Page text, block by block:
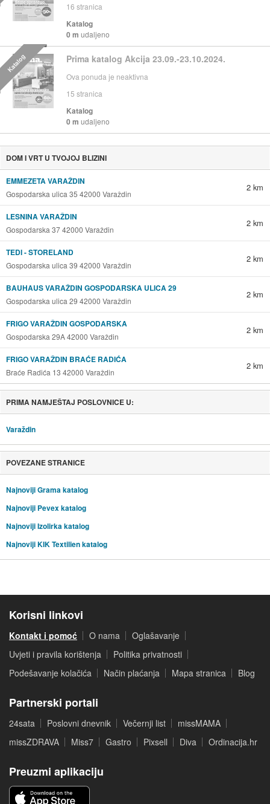
16 stranica
Katalog
0 m udaljeno
Prima katalog Akcija 23.09.-23.10.2024.
Ova ponuda je neaktivna
15 stranica
Katalog
0 m udaljeno
Katalog
DOM I VRT U TVOJOJ BLIZINI
EMMEZETA VARAŽDIN
Gospodarska ulica 35 42000 Varaždin
2 km
LESNINA VARAŽDIN
Gospodarska 37 42000 Varaždin
2 km
TEDI - STORELAND
Gospodarska ulica 39 42000 Varaždin
2 km
BAUHAUS VARAŽDIN GOSPODARSKA ULICA 29
Gospodarska ulica 29 42000 Varaždin
2 km
FRIGO VARAŽDIN GOSPODARSKA
Gospodarska 29A 42000 Varaždin
2 km
FRIGO VARAŽDIN BRAĆE RADIĆA
Braće Radića 13 42000 Varaždin
2 km
PRIMA NAMJEŠTAJ POSLOVNICE U:
Varaždin
POVEZANE STRANICE
Najnoviji Grama katalog
Najnoviji Pevex katalog
Najnoviji Izolirka katalog
Najnoviji KIK Textilien katalog
Korisni linkovi
Kontakt i pomoć O nama
Oglašavanje
Uvjeti i pravila korištenja
Politika privatnosti
Podešavanje kolačića
Način plaćanja Mapa stranica Blog
Partnerski portali
24sata Poslovni dnevnik Večernji list
missMAMA
missZDRAVA
Miss7 Gastro Pixsell Diva Ordinacija.hr
Preuzmi aplikaciju